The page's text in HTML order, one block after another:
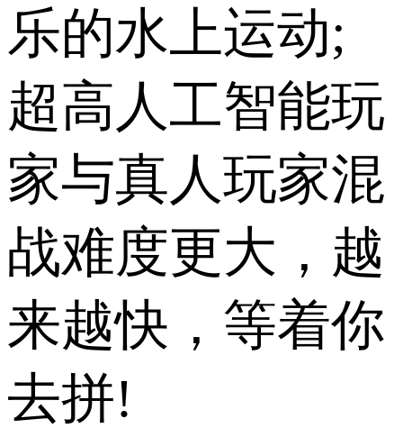
乐的水上运动;
超高人工智能玩
家与真人玩家混
战难度更大，越
来越快，等着你
去拼!